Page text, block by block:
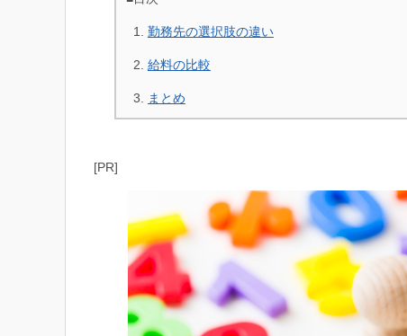
勤務先の選択肢の違い
給料の比較
まとめ
[PR]